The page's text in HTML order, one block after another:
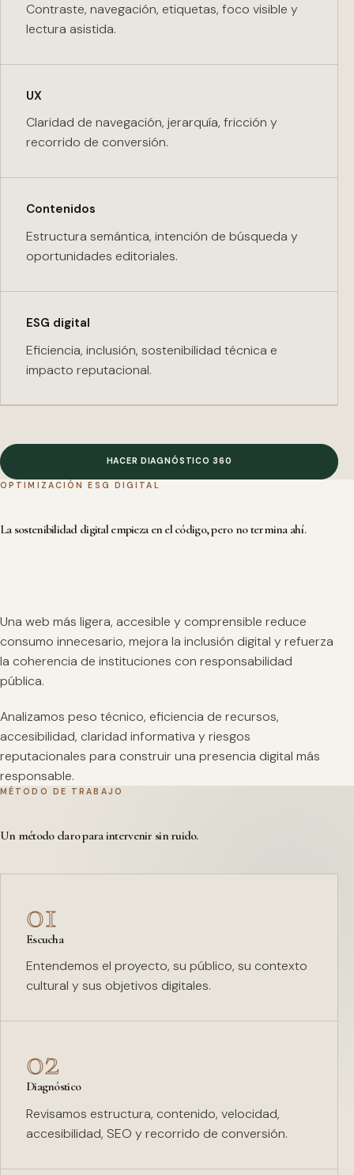
Contraste, navegación, etiquetas, foco visible y
lectura asistida.
UX
Claridad de navegación, jerarquía, fricción y
recorrido de conversión.
Contenidos
Estructura semántica, intención de búsqueda y
oportunidades editoriales.
ESG digital
Eficiencia, inclusión, sostenibilidad técnica e
impacto reputacional.
HACER DIAGNÓSTICO 360
OPTIMIZACIÓN ESG DIGITAL
La sostenibilidad digital empieza en el código, pero no termina ahí.
Una web más ligera, accesible y comprensible reduce
consumo innecesario, mejora la inclusión digital y refuerza
la coherencia de instituciones con responsabilidad
pública.
Analizamos peso técnico, eficiencia de recursos,
accesibilidad, claridad informativa y riesgos
reputacionales para construir una presencia digital más
responsable.
MÉTODO DE TRABAJO
Un método claro para intervenir sin ruido.
01
Escucha
Entendemos el proyecto, su público, su contexto
cultural y sus objetivos digitales.
02
Diagnóstico
Revisamos estructura, contenido, velocidad,
accesibilidad, SEO y recorrido de conversión.